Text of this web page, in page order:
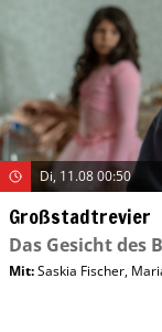
Di, 11.08 00:50
Großstadtrevier
Das Gesicht des
Mit:Saskia Fischer,